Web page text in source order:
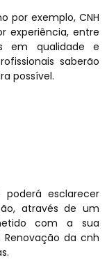
por exemplo, CNH
experiência, entre
em qualidade e
saberão
possível.
esclarecer
através de um
com a sua
da cnh